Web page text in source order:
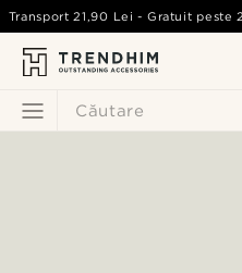
Căutare
Transport 21,90 Lei - Gratuit peste